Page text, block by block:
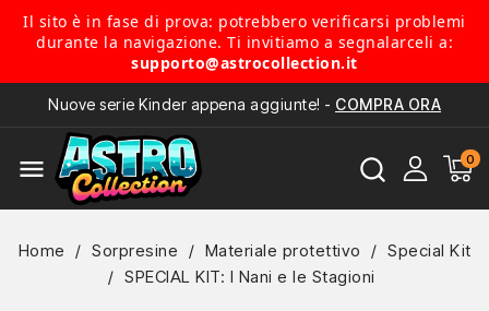
Il sito è in fase di prova: potrebbero verificarsi problemi
durante la navigazione. Ti invitiamo a segnalarceli a:
supporto@astrocollection.it
Nuove serie Kinder appena aggiunte! - COMPRA ORA
menu
Home Sorpresine Materiale protettivo
Special Kit
SPECIAL KIT: I Nani e le Stagioni